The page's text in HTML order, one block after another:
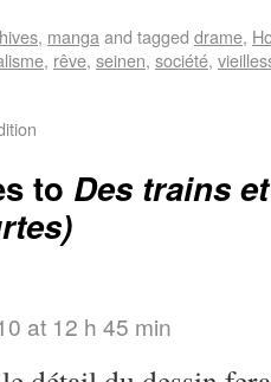
, manga and tagged drame,
, rêve, seinen, société,
to Des trains
at 12 h 45 min